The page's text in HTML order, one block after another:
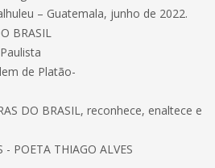
– Guatemala, junho de 2022.
BRASIL
de Platão-
DO BRASIL, reconhece, enaltece e
POETA THIAGO ALVES